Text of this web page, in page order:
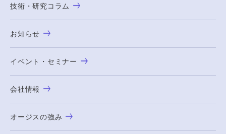
技術・研究コラム
お知らせ
イベント・セミナー
会社情報
オージスの強み